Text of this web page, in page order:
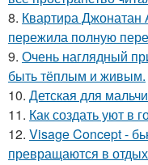
8. Квартира Джонатан
пережила полную
9. Очень наглядный
быть тёплым и живым.
10. Детская для
11. Как создать уют в
12. Visage Concept -
превращаются в